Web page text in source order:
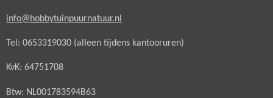
info@hobbytuinpuurnatuur.nl
Tel: 0653319030 (alleen tijdens kantooruren)
KvK: 64751708
Btw: NL001783594B63